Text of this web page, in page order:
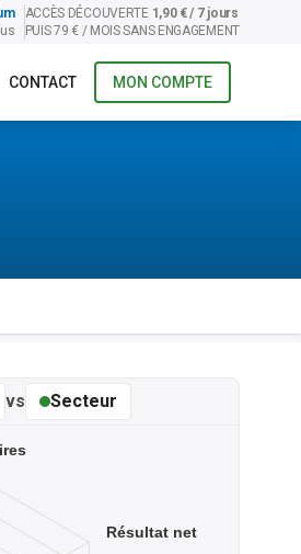
ACCÈS DÉCOUVERTE 1,90 € / 7 jours
PUIS 79 € / MOIS SANS ENGAGEMENT
CONTACT MON COMPTE
vs Secteur
Résultat net